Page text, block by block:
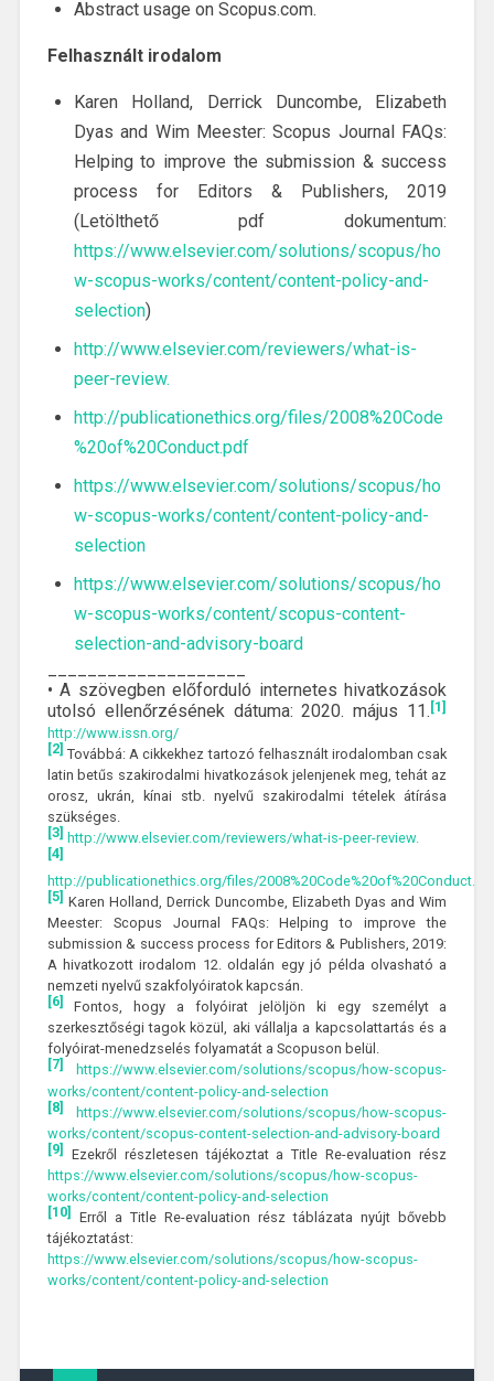
Abstract usage on Scopus.com.
Felhasznált irodalom
Karen Holland, Derrick Duncombe, Elizabeth
Dyas and Wim Meester: Scopus Journal FAQs:
Helping to improve the submission & success
process for Editors & Publishers, 2019
(Letölthető pdf dokumentum:
https://www.elsevier.com/solutions/scopus/ho
w-scopus-works/content/content-policy-and-
selection)
http://www.elsevier.com/reviewers/what-is-
peer-review.
http://publicationethics.org/files/2008%20Code
%20of%20Conduct.pdf
https://www.elsevier.com/solutions/scopus/ho
w-scopus-works/content/content-policy-and-
selection
https://www.elsevier.com/solutions/scopus/ho
w-scopus-works/content/scopus-content-
selection-and-advisory-board
• A szövegben előforduló internetes hivatkozások
utolsó ellenőrzésének dátuma: 2020. május 11.[1]
http://www.issn.org/
[2] Továbbá: A cikkekhez tartozó felhasznált irodalomban csak
latin betűs szakirodalmi hivatkozások jelenjenek meg, tehát az
orosz, ukrán, kínai stb. nyelvű szakirodalmi tételek átírása
szükséges.
[3] http://www.elsevier.com/reviewers/what-is-peer-review.
[4]
http://publicationethics.org/files/
[5] Karen Holland, Derrick Duncombe, Elizabeth Dyas and Wim
Meester: Scopus Journal FAQs: Helping to improve the
submission & success process for Editors & Publishers, 2019:
A hivatkozott irodalom 12. oldalán egy jó példa olvasható a
nemzeti nyelvű szakfolyóiratok kapcsán.
[6]
Fontos, hogy a folyóirat jelöljön ki egy személyt a
szerkesztőségi tagok közül, aki vállalja a kapcsolattartás és a
folyóirat-menedzselés folyamatát a Scopuson belül.
[7]
https://www.elsevier.com/solutions/scopus/how-scopus-
works/content/content-policy-and-selection
[8]
https://www.elsevier.com/solutions/scopus/how-scopus-
works/content/scopus-content-selection-and-advisory-board
[9]
Ezekről részletesen tájékoztat a Title Re-evaluation rész
https://www.elsevier.com/solutions/scopus/how-scopus-
works/content/content-policy-and-selection
[10]
Erről a Title Re-evaluation rész táblázata nyújt bővebb
tájékoztatást:
https://www.elsevier.com/solutions/scopus/how-scopus-
works/content/content-policy-and-selection